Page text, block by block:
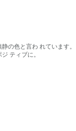
の色と言わ れています。
ティブに。